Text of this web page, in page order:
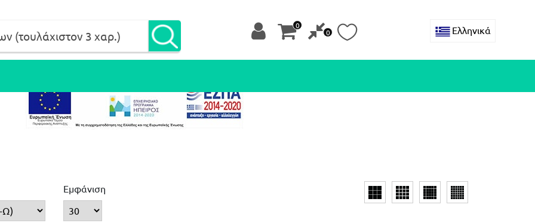
0
0 Ελληνικά
Εμφάνιση